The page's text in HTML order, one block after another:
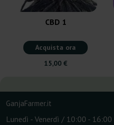
CBD 1
Acquista ora
15,00 €
GanjaFarmer.it
Lunedì - Venerdì / 10:00 - 16:00